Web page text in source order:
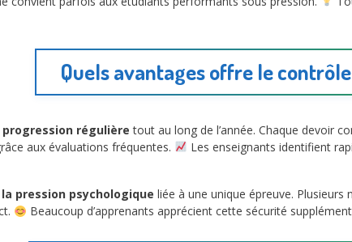
Quels avantages offre le
progression régulière tout au long de l’année. Chaque devoir
aux évaluations fréquentes.
Les enseignants identifient
la pression psychologique liée à une unique épreuve.
Beaucoup d’apprenants apprécient cette sécurité